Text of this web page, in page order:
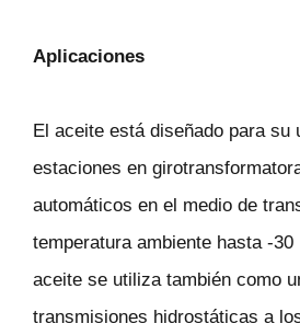
Aplicaciones
El aceite está diseñado para su
estaciones en
automáticos en el medio de
temperatura ambiente hasta -
aceite se utiliza también como
transmisiones hidrostáticas a